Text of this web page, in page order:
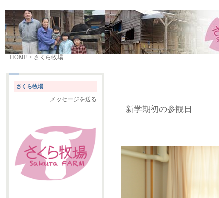
HOME > さくら牧場
さくら牧場
メッセージを送る
新学期初の参観日